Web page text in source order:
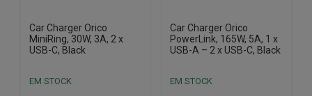
Car Charger Orico
MiniRing, 30W, 3A, 2 x
USB-C, Black
EM STOCK
Car Charger Orico
PowerLink, 165W, 5A, 1 x
USB-A – 2 x USB-C, Black
EM STOCK